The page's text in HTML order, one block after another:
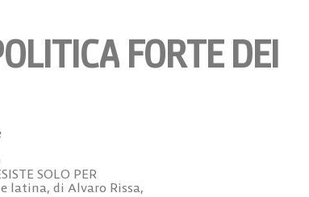
FORTE DEI
SOLO PER
latina, di Alvaro Rissa,